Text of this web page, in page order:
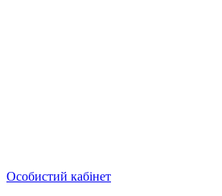
Особистий кабінет